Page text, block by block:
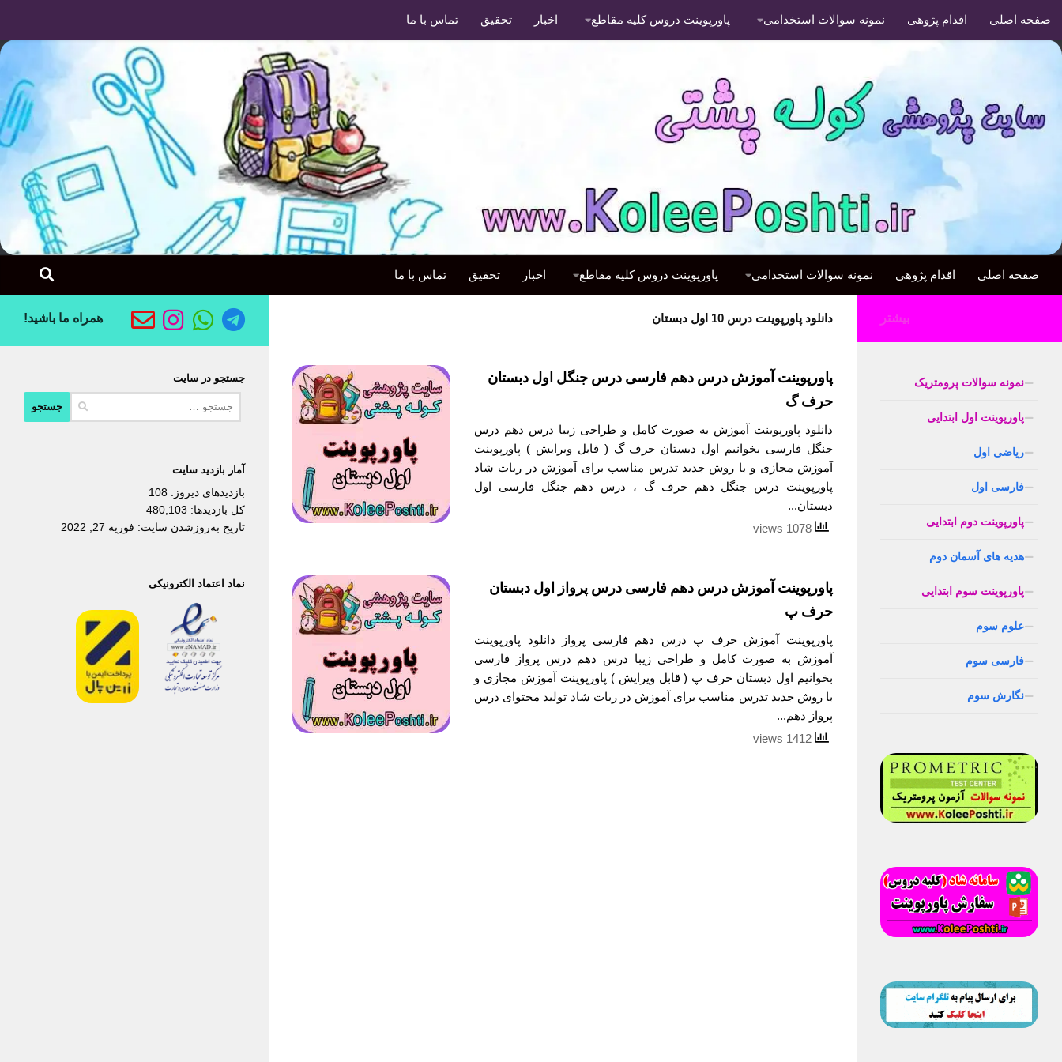
صفحه اصلی اقدام پژوهی نمونه سوالات استخدامی پاورپوینت دروس کلیه مقاطع اخبار تحقیق تماس با ما
صفحه اصلی اقدام پژوهی نمونه سوالات استخدامی پاورپوینت دروس کلیه مقاطع اخبار تحقیق تماس با ما
دانلود پاورپوینت درس 10 اول دبستان
پاورپوینت آموزش درس دهم فارسی درس جنگل اول دبستان
حرف گ
دانلود پاورپوینت آموزش به صورت کامل و طراحی زیبا درس دهم درس
جنگل فارسی بخوانیم اول دبستان حرف گ ( قابل ویرایش ) پاورپوینت
آموزش مجازی و با روش جدید تدرس مناسب برای آموزش در ربات شاد
پاورپوینت درس جنگل دهم حرف گ ، درس دهم جنگل فارسی اول
دبستان...
پاورپوینت آموزش درس دهم فارسی درس پرواز اول دبستان
حرف پ
پاورپوینت آموزش حرف پ درس دهم فارسی پرواز دانلود پاورپوینت
آموزش به صورت کامل و طراحی زیبا درس دهم درس پرواز فارسی
بخوانیم اول دبستان حرف پ ( قابل ویرایش ) پاورپوینت آموزش مجازی و
با روش جدید تدرس مناسب برای آموزش در ربات شاد تولید محتوای درس
پرواز دهم...
همراه ما باشید!
جستجو در سایت
آمار بازدید سایت
بازدیدهای دیروز: 108
کل بازدیدها: 480,103
تاریخ به‌روزشدن سایت: فوریه 27, 2022
نماد اعتماد الکترونیکی
بیشتر
نمونه سوالات پرومتریک
پاورپوینت اول ابتدایی
ریاضی اول
فارسی اول
پاورپوینت دوم ابتدایی
هدیه های آسمان دوم
پاورپوینت سوم ابتدایی
علوم سوم
فارسی سوم
نگارش سوم